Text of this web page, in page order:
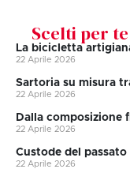
Scelti per te
La bicicletta
22 Aprile 2026
Sartoria su misura
22 Aprile 2026
Dalla composizione
22 Aprile 2026
Custode del
22 Aprile 2026